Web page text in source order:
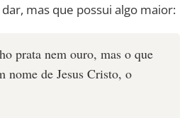
mas que possui algo maior:
prata nem ouro, mas o que
nome de Jesus Cristo, o